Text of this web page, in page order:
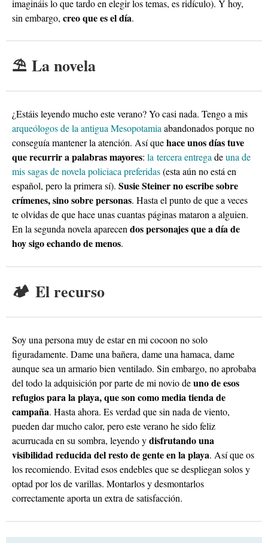
imagináis lo que tardo en elegir los temas, es ridículo). Y hoy,
sin embargo, creo que es el día.
⛱ La novela
¿Estáis leyendo mucho este verano? Yo casi nada. Tengo a mis
arqueólogos de la antigua Mesopotamia abandonados porque no
conseguía mantener la atención. Así quehace unos días tuve
que recurrir a palabras mayores: la tercera entrega deuna de
mis sagas de novela policiaca preferidas(esta aún no está en
español, pero la primera sí). Susie Steiner no escribe sobre
crímenes, sino sobre personas. Hasta el punto de que a veces
te olvidas de que hace unas cuantas páginas mataron a alguien.
En la segunda novela aparecen dos personajes que a día de
hoy sigo echando de menos.
🏕️ El recurso
Soy una persona muy de estar en mi cocoon no solo
figuradamente. Dame una bañera, dame una hamaca, dame
aunque sea un armario bien ventilado. Sin embargo, no aprobaba
del todo la adquisición por parte de mi novio deuno de esos
refugios para la playa, que son como media tienda de
campaña. Hasta ahora. Es verdad que sin nada de viento,
pueden dar mucho calor, pero este verano he sido feliz
acurrucada en su sombra, leyendo ydisfrutando una
visibilidad reducida del resto de gente en la playa. Así que os
los recomiendo. Evitad esos endebles que se despliegan solos y
optad por los de varillas. Montarlos y desmontarlos
correctamente aporta un extra de satisfacción.